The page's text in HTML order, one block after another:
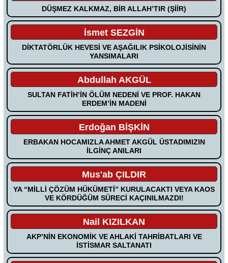
DÜŞMEZ KALKMAZ, BİR ALLAH’TIR (ŞİİR)
İsmet SEZGİN
DİKTATÖRLÜK HEVESİ VE AŞAĞILIK PSİKOLOJİSİNİN
YANSIMALARI
Abdullah AKGÜL
SULTAN FATİH’İN ÖLÜM NEDENİ VE PROF. HAKAN
ERDEM’İN MADENİ
Erdoğan BİŞKİN
ERBAKAN HOCAMIZLA AHMET AKGÜL ÜSTADIMIZIN
İLGİNÇ ANILARI
Mus'ab ÇILDIR
YA “MİLLİ ÇÖZÜM HÜKÜMETİ” KURULACAKTI VEYA KAOS
VE KÖRDÜĞÜM SÜRECİ KAÇINILMAZDI!
Nail KIZILKAN
AKP’NİN EKONOMİK VE AHLAKİ TAHRİBATLARI VE
İSTİSMAR SALTANATI